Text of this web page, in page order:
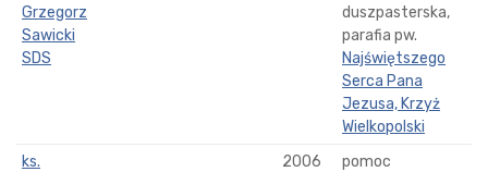
Grzegorz
Sawicki
SDS
duszpasterska,
parafia pw.
Najświętszego
Serca Pana
Jezusa, Krzyż
Wielkopolski
ks.
2006
pomoc